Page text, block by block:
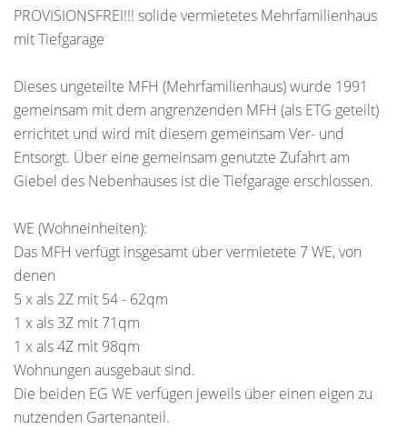
PROVISIONSFREI!!! solide vermietetes Mehrfamilienhaus
mit Tiefgarage
Dieses ungeteilte MFH (Mehrfamilienhaus) wurde 1991
gemeinsam mit dem angrenzenden MFH (als ETG geteilt)
errichtet und wird mit diesem gemeinsam Ver- und
Entsorgt. Über eine gemeinsam genutzte Zufahrt am
Giebel des Nebenhauses ist die Tiefgarage erschlossen.
WE (Wohneinheiten):
Das MFH verfügt insgesamt über vermietete 7 WE, von
denen
5 x als 2Z mit 54 - 62qm
1 x als 3Z mit 71qm
1 x als 4Z mit 98qm
Wohnungen ausgebaut sind.
Die beiden EG WE verfügen jeweils über einen eigen zu
nutzenden Gartenanteil.